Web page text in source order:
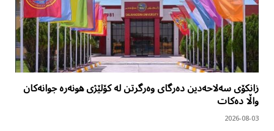
زانکۆی سەلاحەدین دەرگای وەرگرتن لە کۆلێژی هونەرە جوانەکان
واڵا دەکات
2026-08-03